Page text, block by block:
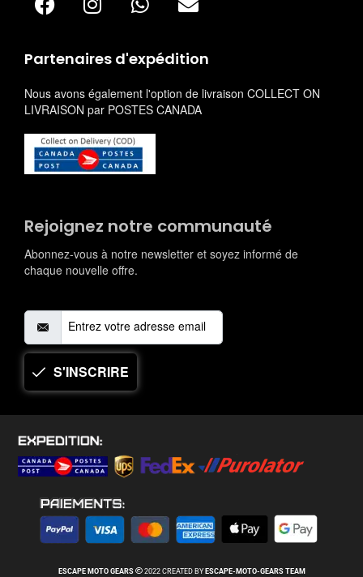
Partenaires d'expédition
Nous avons également l'option de livraison COLLECT ON
LIVRAISON par POSTES CANADA
Rejoignez notre communauté
Abonnez-vous à notre newsletter et soyez informé de
chaque nouvelle offre.
S'INSCRIRE
ESCAPE MOTO GEARS 2022 CREATED BY ESCAPE-MOTO-GEARS TEAM